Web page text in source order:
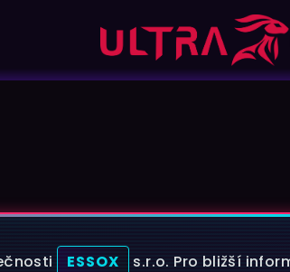
ESSOX s.r.o. Pro bližší